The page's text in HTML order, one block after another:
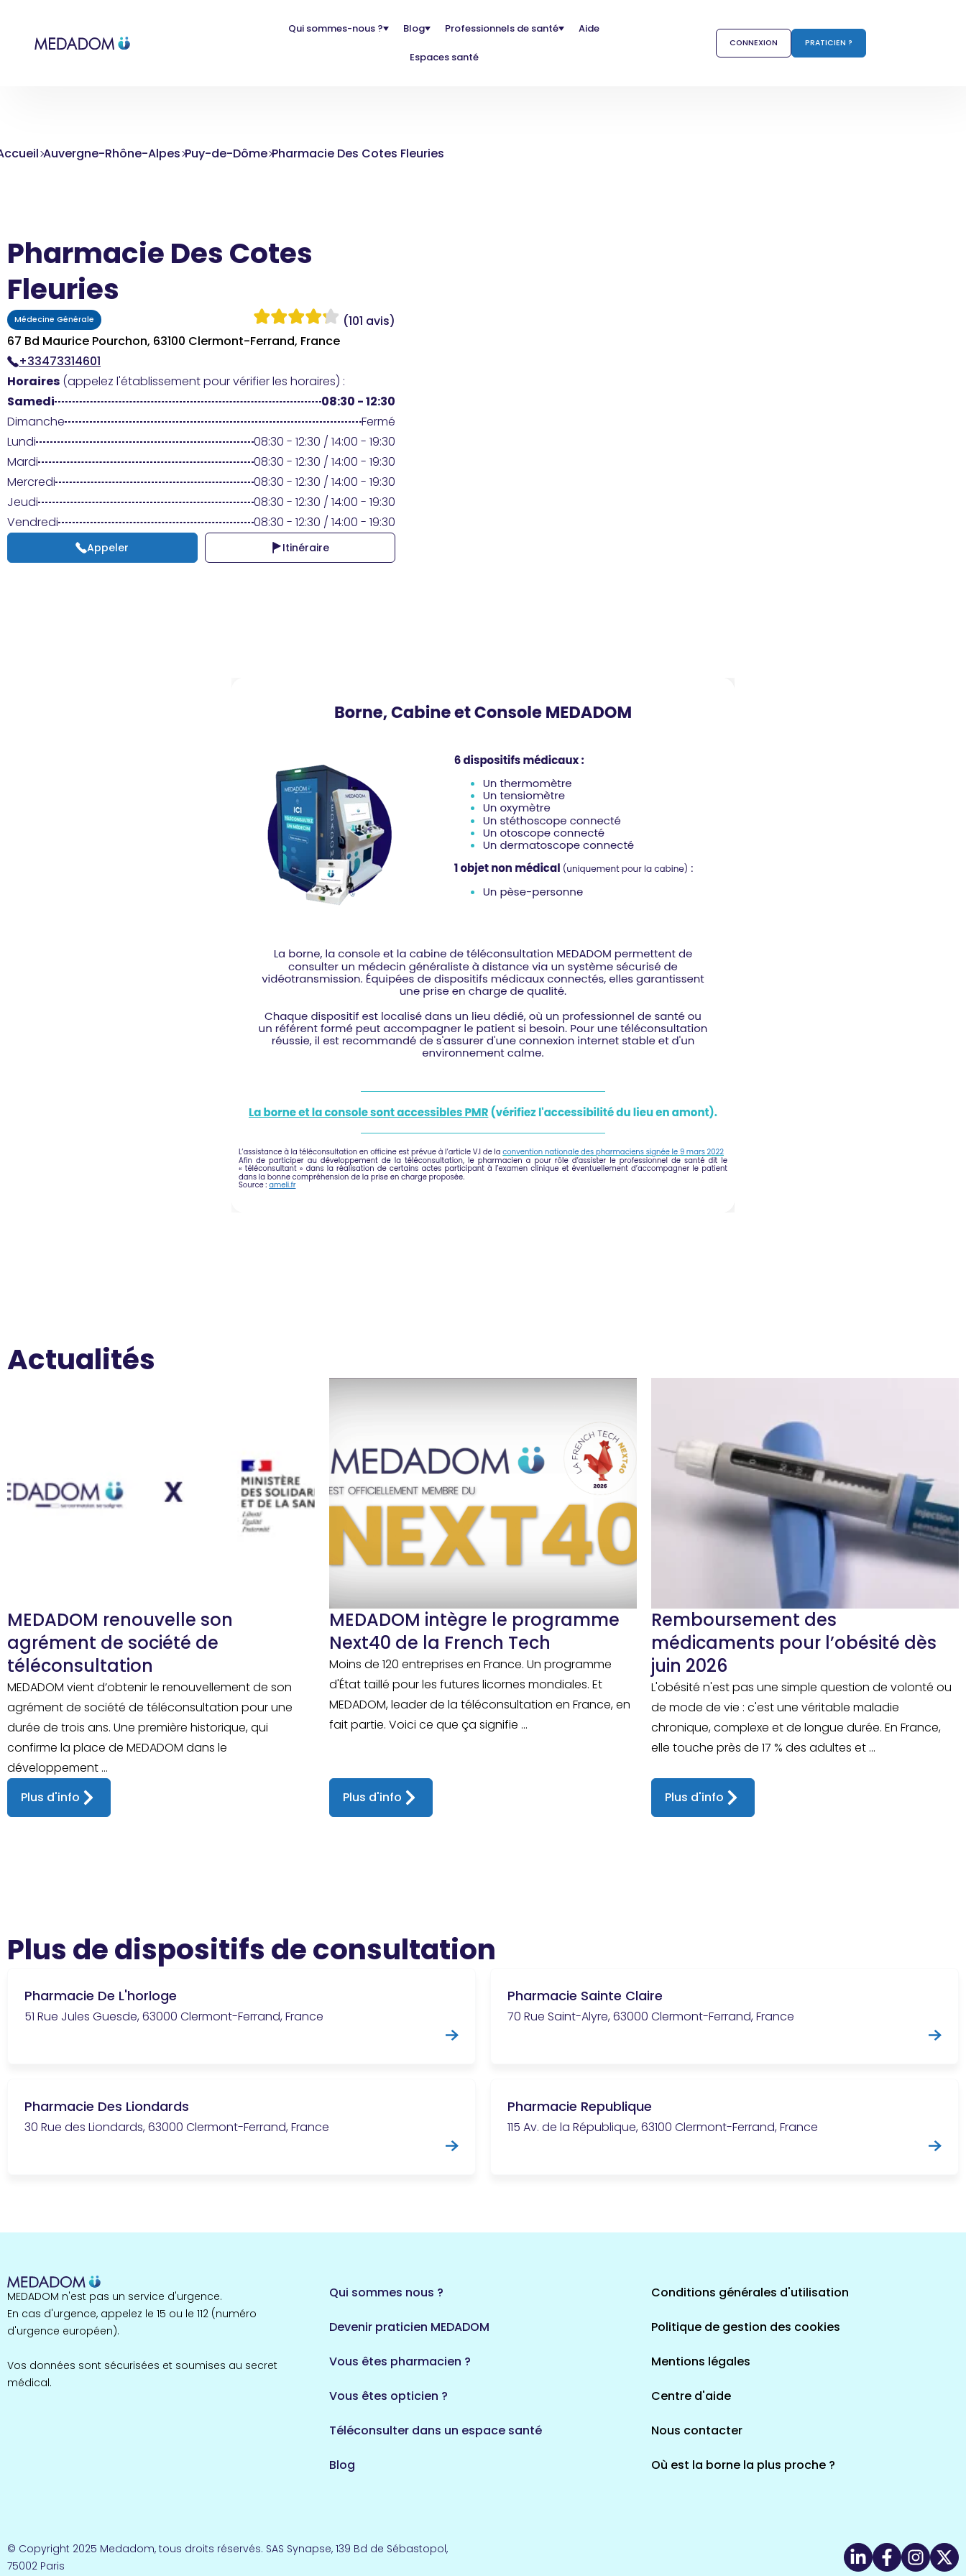
Qui sommes-nous ? Blog Professionnels de santé Aide
Espaces santé
CONNEXION PRATICIEN ?
Auvergne-Rhône-Alpes Puy-de-Dôme Pharmacie Des Cotes Fleuries
Pharmacie Des Cotes
Fleuries
Médecine Générale
(101 avis)
67 Bd Maurice Pourchon, 63100 Clermont-Ferrand, France
+33473314601
Horaires (appelez l'établissement pour vérifier les horaires) :
Samedi
08:30 - 12:30
Dimanche
Fermé
Lundi
08:30 - 12:30 / 14:00 - 19:30
Mardi
08:30 - 12:30 / 14:00 - 19:30
Mercredi
08:30 - 12:30 / 14:00 - 19:30
Jeudi
08:30 - 12:30 / 14:00 - 19:30
Vendredi
08:30 - 12:30 / 14:00 - 19:30
Appeler Itinéraire
Actualités
MEDADOM renouvelle son
agrément de société de
téléconsultation
MEDADOM vient d’obtenir le renouvellement de son
agrément de société de téléconsultation pour une
durée de trois ans. Une première historique, qui
confirme la place de MEDADOM dans le
développement ...
Plus d'info
MEDADOM intègre le programme
Next40 de la French Tech
Moins de 120 entreprises en France. Un programme
d'État taillé pour les futures licornes mondiales. Et
MEDADOM, leader de la téléconsultation en France, en
fait partie. Voici ce que ça signifie ...
Plus d'info
Remboursement des
médicaments pour l’obésité dès
juin 2026
L'obésité n'est pas une simple question de volonté ou
de mode de vie : c'est une véritable maladie
chronique, complexe et de longue durée. En France,
elle touche près de 17 % des adultes et ...
Plus d'info
Plus de dispositifs de consultation
Pharmacie De L'horloge
51 Rue Jules Guesde, 63000 Clermont-Ferrand, France
Pharmacie Sainte Claire
70 Rue Saint-Alyre, 63000 Clermont-Ferrand, France
Pharmacie Des Liondards
30 Rue des Liondards, 63000 Clermont-Ferrand, France
Pharmacie Republique
115 Av. de la République, 63100 Clermont-Ferrand, France
MEDADOM n'est pas un service d'urgence.
En cas d'urgence, appelez le 15 ou le 112 (numéro
d'urgence européen).
Vos données sont sécurisées et soumises au secret
médical.
Qui sommes nous ?
Devenir praticien MEDADOM
Vous êtes pharmacien ?
Vous êtes opticien ?
Téléconsulter dans un espace santé
Blog
Conditions générales d'utilisation
Politique de gestion des cookies
Mentions légales
Centre d'aide
Nous contacter
Où est la borne la plus proche ?
© Copyright 2025 Medadom, tous droits réservés. SAS Synapse, 139 Bd de Sébastopol,
75002 Paris